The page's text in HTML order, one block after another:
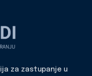
za zastupanje u